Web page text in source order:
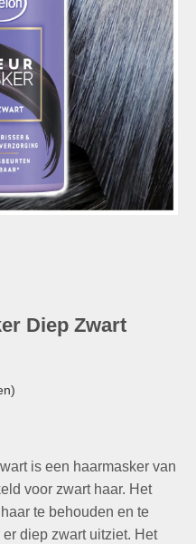
Diep Zwart
is een haarmasker van
voor zwart haar. Het
te behouden en te
diep zwart uitziet. Het